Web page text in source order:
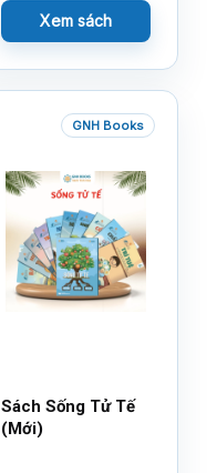
Xem sách
GNH Books
Sách Sống Tử Tế
(Mới)